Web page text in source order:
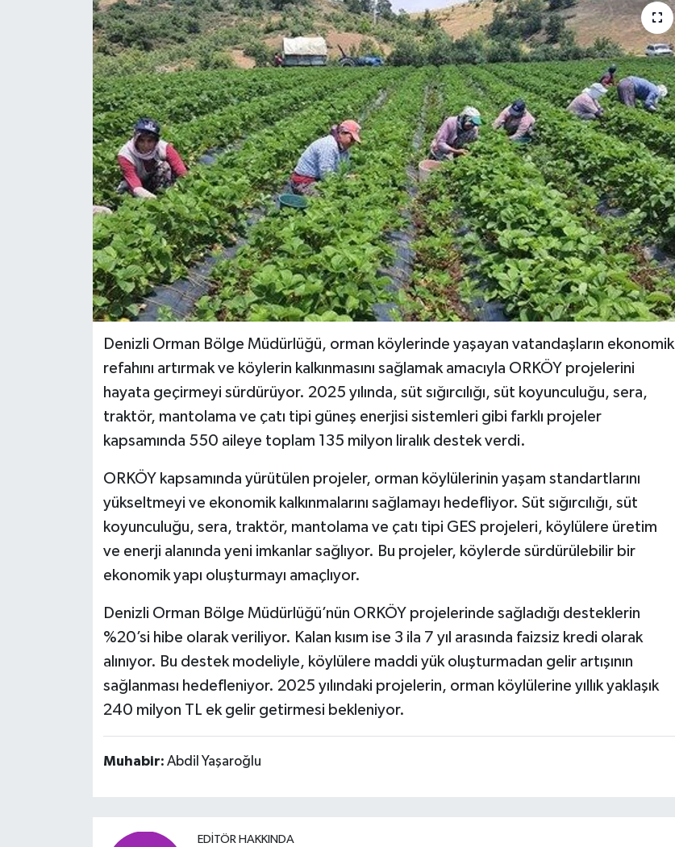
Denizli Orman Bölge Müdürlüğü, orman köylerinde yaşayan vatandaşların ekonomik
refahını artırmak ve köylerin kalkınmasını sağlamak amacıyla ORKÖY projelerini
hayata geçirmeyi sürdürüyor. 2025 yılında, süt sığırcılığı, süt koyunculuğu, sera,
traktör, mantolama ve çatı tipi güneş enerjisi sistemleri gibi farklı projeler
kapsamında 550 aileye toplam 135 milyon liralık destek verdi.
ORKÖY kapsamında yürütülen projeler, orman köylülerinin yaşam standartlarını
yükseltmeyi ve ekonomik kalkınmalarını sağlamayı hedefliyor. Süt sığırcılığı, süt
koyunculuğu, sera, traktör, mantolama ve çatı tipi GES projeleri, köylülere üretim
ve enerji alanında yeni imkanlar sağlıyor. Bu projeler, köylerde sürdürülebilir bir
ekonomik yapı oluşturmayı amaçlıyor.
Denizli Orman Bölge Müdürlüğü’nün ORKÖY projelerinde sağladığı desteklerin
%20’si hibe olarak veriliyor. Kalan kısım ise 3 ila 7 yıl arasında faizsiz kredi olarak
alınıyor. Bu destek modeliyle, köylülere maddi yük oluşturmadan gelir artışının
sağlanması hedefleniyor. 2025 yılındaki projelerin, orman köylülerine yıllık yaklaşık
240 milyon TL ek gelir getirmesi bekleniyor.
Muhabir: Abdil Yaşaroğlu
EDITÖR HAKKINDA
ÖZEL HABER
RESMİ REKLAM